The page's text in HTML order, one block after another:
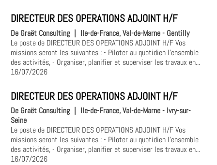
DIRECTEUR DES OPERATIONS ADJOINT H/F
De Graët Consulting | Ile-de-France, Val-de-Marne - Gentilly
Le poste de DIRECTEUR DES OPERATIONS ADJOINT H/F Vos
missions seront les suivantes : - Piloter au quotidien l'ensemble
des activités, - Organiser, planifier et superviser les travaux en...
16/07/2026
DIRECTEUR DES OPERATIONS ADJOINT H/F
De Graët Consulting
Ile-de-France, Val-de-Marne - Ivry-sur-
Seine
Le poste de DIRECTEUR DES OPERATIONS ADJOINT H/F Vos
missions seront les suivantes : - Piloter au quotidien l'ensemble
des activités, - Organiser, planifier et superviser les travaux en...
16/07/2026